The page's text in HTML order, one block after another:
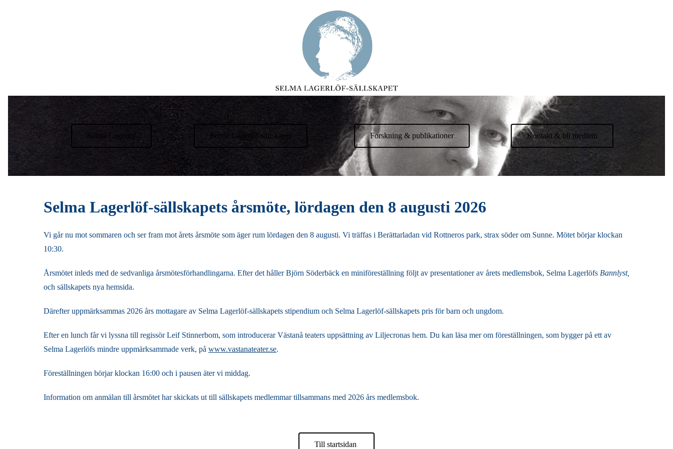
Selma Lagerlöf Selma Lagerlöf-sällskapet Forskning & publikationer Kontakt & bli medlem
Selma Lagerlöf-sällskapets årsmöte, lördagen den 8 augusti 2026
Vi går nu mot sommaren och ser fram mot årets årsmöte som äger rum lördagen den 8 augusti. Vi träffas i Berättarladan vid Rottneros park, strax söder om Sunne. Mötet börjar klockan
10:30.
Årsmötet inleds med de sedvanliga årsmötesförhandlingarna. Efter det håller Björn Söderbäck en miniföreställning följt av presentationer av årets medlemsbok, Selma Lagerlöfs Bannlyst,
och sällskapets nya hemsida.
Därefter uppmärksammas 2026 års mottagare av Selma Lagerlöf-sällskapets stipendium och Selma Lagerlöf-sällskapets pris för barn och ungdom.
Efter en lunch får vi lyssna till regissör Leif Stinnerbom, som introducerar Västanå teaters uppsättning av Liljecronas hem. Du kan läsa mer om föreställningen, som bygger på ett av
Selma Lagerlöfs mindre uppmärksammade verk, på www.vastanateater.se.
Föreställningen börjar klockan 16:00 och i pausen äter vi middag.
Information om anmälan till årsmötet har skickats ut till sällskapets medlemmar tillsammans med 2026 års medlemsbok.
Till startsidan